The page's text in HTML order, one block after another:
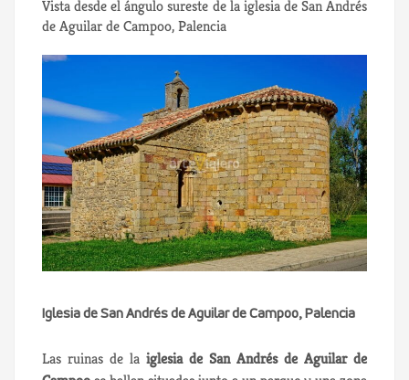
Vista desde el ángulo sureste de la iglesia de San Andrés
de Aguilar de Campoo, Palencia
Iglesia de San Andrés de Aguilar de Campoo, Palencia
Las ruinas de la iglesia de San Andrés de Aguilar de